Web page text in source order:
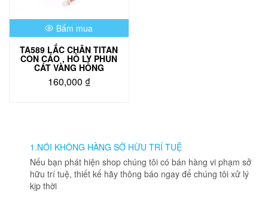
Bấm mua
TA589 LẮC CHÂN TITAN
CON CÁO , HỒ LY PHUN
CÁT VÀNG HỒNG
160,000 ₫
1.NÓI KHÔNG HÀNG SỠ HỮU TRÍ TUỆ
Nếu bạn phát hiện shop chúng tôi có bán hàng vi phạm sở
hữu trí tuệ, thiết kế hãy thông báo ngay để chúng tôi xử lý
kịp thời